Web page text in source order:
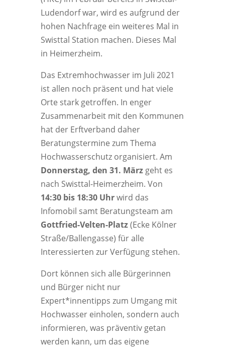
Ludendorf war, wird es aufgrund der
hohen Nachfrage ein weiteres Mal in
Swisttal Station machen. Dieses Mal
in Heimerzheim.
Das Extremhochwasser im Juli 2021
ist allen noch präsent und hat viele
Orte stark getroffen. In enger
Zusammenarbeit mit den Kommunen
hat der Erftverband daher
Beratungstermine zum Thema
Hochwasserschutz organisiert. Am
Donnerstag, den 31. Märzgeht es
nach Swisttal-Heimerzheim. Von
14:30 bis 18:30 Uhrwird das
Infomobil samt Beratungsteam am
Gottfried-Velten-Platz(Ecke Kölner
Straße/Ballengasse) für alle
Interessierten zur Verfügung stehen.
Dort können sich alle Bürgerinnen
und Bürger nicht nur
Expert*innentipps zum Umgang mit
Hochwasser einholen, sondern auch
informieren, was präventiv getan
werden kann, um das eigene